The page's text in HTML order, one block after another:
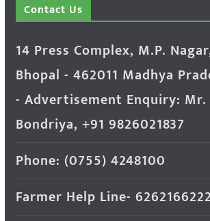
Contact Us
14 Press Complex, M.P.
Bhopal - 462011 Madhya
- Advertisement Enquiry: Mr.
Bondriya, +91 9826021837
Phone: (0755) 4248100
Farmer Help Line- 6262166222